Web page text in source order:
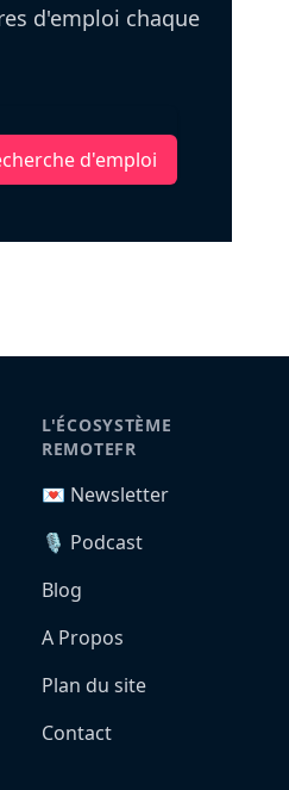
d'emploi chaque
d'emploi
L'ÉCOSYSTÈME
REMOTEFR
💌 Newsletter
🎙️ Podcast
Blog
A Propos
Plan du site
Contact